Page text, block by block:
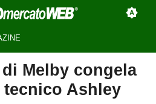
Melby congela
Ashley